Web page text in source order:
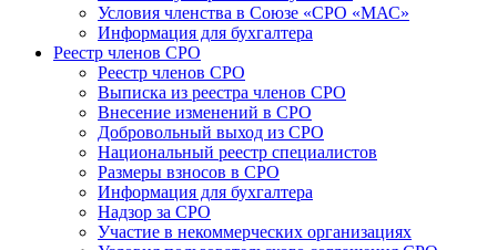
Условия членства в Союзе «СРО «МАС»
Информация для бухгалтера
Реестр членов СРО
Реестр членов СРО
Выписка из реестра членов СРО
Внесение изменений в СРО
Добровольный выход из СРО
Национальный реестр специалистов
Размеры взносов в СРО
Информация для бухгалтера
Надзор за СРО
Участие в некоммерческих организациях